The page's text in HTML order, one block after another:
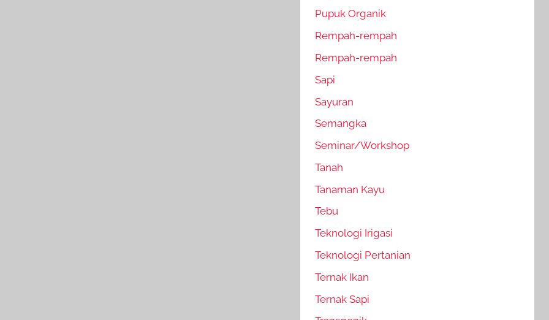
Pupuk Organik
Rempah-rempah
Rempah-rempah
Sapi
Sayuran
Semangka
Seminar/Workshop
Tanah
Tanaman Kayu
Tebu
Teknologi Irigasi
Teknologi Pertanian
Ternak Ikan
Ternak Sapi